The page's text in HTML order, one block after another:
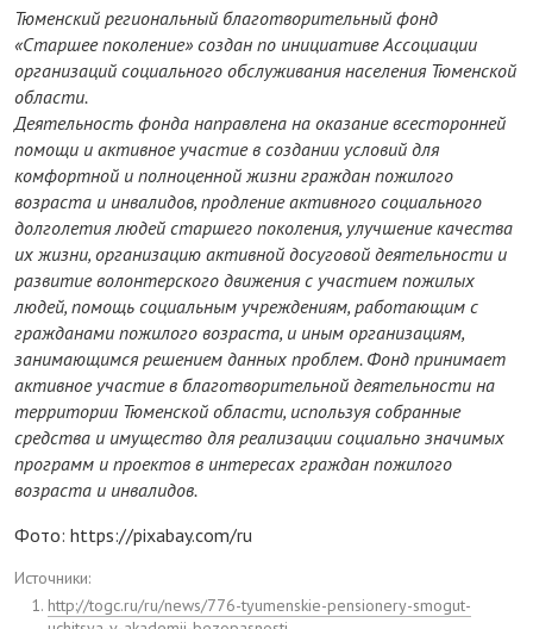
Тюменский региональный благотворительный фонд
«Старшее поколение» создан по инициативе Ассоциации
организаций социального обслуживания населения Тюменской
области.
Деятельность фонда направлена на оказание всесторонней
помощи и активное участие в создании условий для
комфортной и полноценной жизни граждан пожилого
возраста и инвалидов, продление активного социального
долголетия людей старшего поколения, улучшение качества
их жизни, организацию активной досуговой деятельности и
развитие волонтерского движения с участием пожилых
людей, помощь социальным учреждениям, работающим с
гражданами пожилого возраста, и иным организациям,
занимающимся решением данных проблем. Фонд принимает
активное участие в благотворительной деятельности на
территории Тюменской области, используя собранные
средства и имущество для реализации социально значимых
программ и проектов в интересах граждан пожилого
возраста и инвалидов.
Фото: https://pixabay.com/ru
Источники:
http://togc.ru/ru/news/776-tyumenskie-pensionery-smogut-